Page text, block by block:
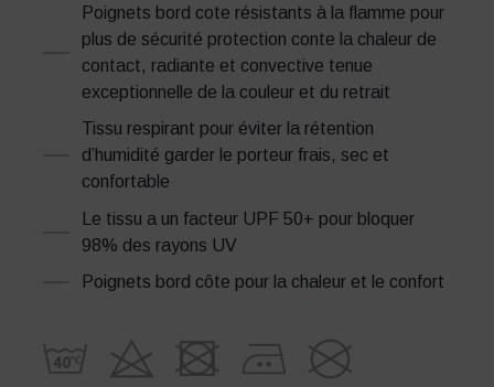
Poignets bord cote résistants à la flamme pour
plus de sécurité protection conte la chaleur de
contact, radiante et convective tenue
exceptionnelle de la couleur et du retrait
Tissu respirant pour éviter la rétention
d’humidité garder le porteur frais, sec et
confortable
Le tissu a un facteur UPF 50+ pour bloquer
98% des rayons UV
Poignets bord côte pour la chaleur et le confort